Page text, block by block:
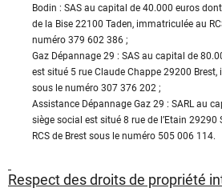
Bodin : SAS au capital de 40.000 euros
de la Bise 22100 Taden, immatriculée au
numéro 379 602 386 ;
Gaz Dépannage 29 : SAS au capital de
est situé 5 rue Claude Chappe 29200 Brest,
sous le numéro 307 376 202 ;
Assistance Dépannage Gaz 29 : SARL au
siège social est situé 8 rue de l’Etain
RCS de Brest sous le numéro 505 006 114.
Respect des droits de propriété